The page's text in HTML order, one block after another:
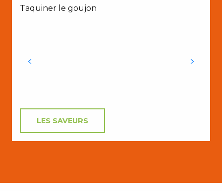
Taquiner le goujon
LES SAVEURS